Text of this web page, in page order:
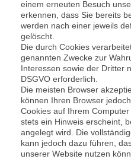
einem erneuten Besuch
erkennen, dass Sie bereits
werden nach einer jeweils
gelöscht.
Die durch Cookies
genannten Zwecke zur
Interessen sowie der Dritter
DSGVO erforderlich.
Die meisten Browser
können Ihren Browser
Cookies auf Ihrem
stets ein Hinweis erscheint,
angelegt wird. Die
kann jedoch dazu führen,
unserer Website nutzen